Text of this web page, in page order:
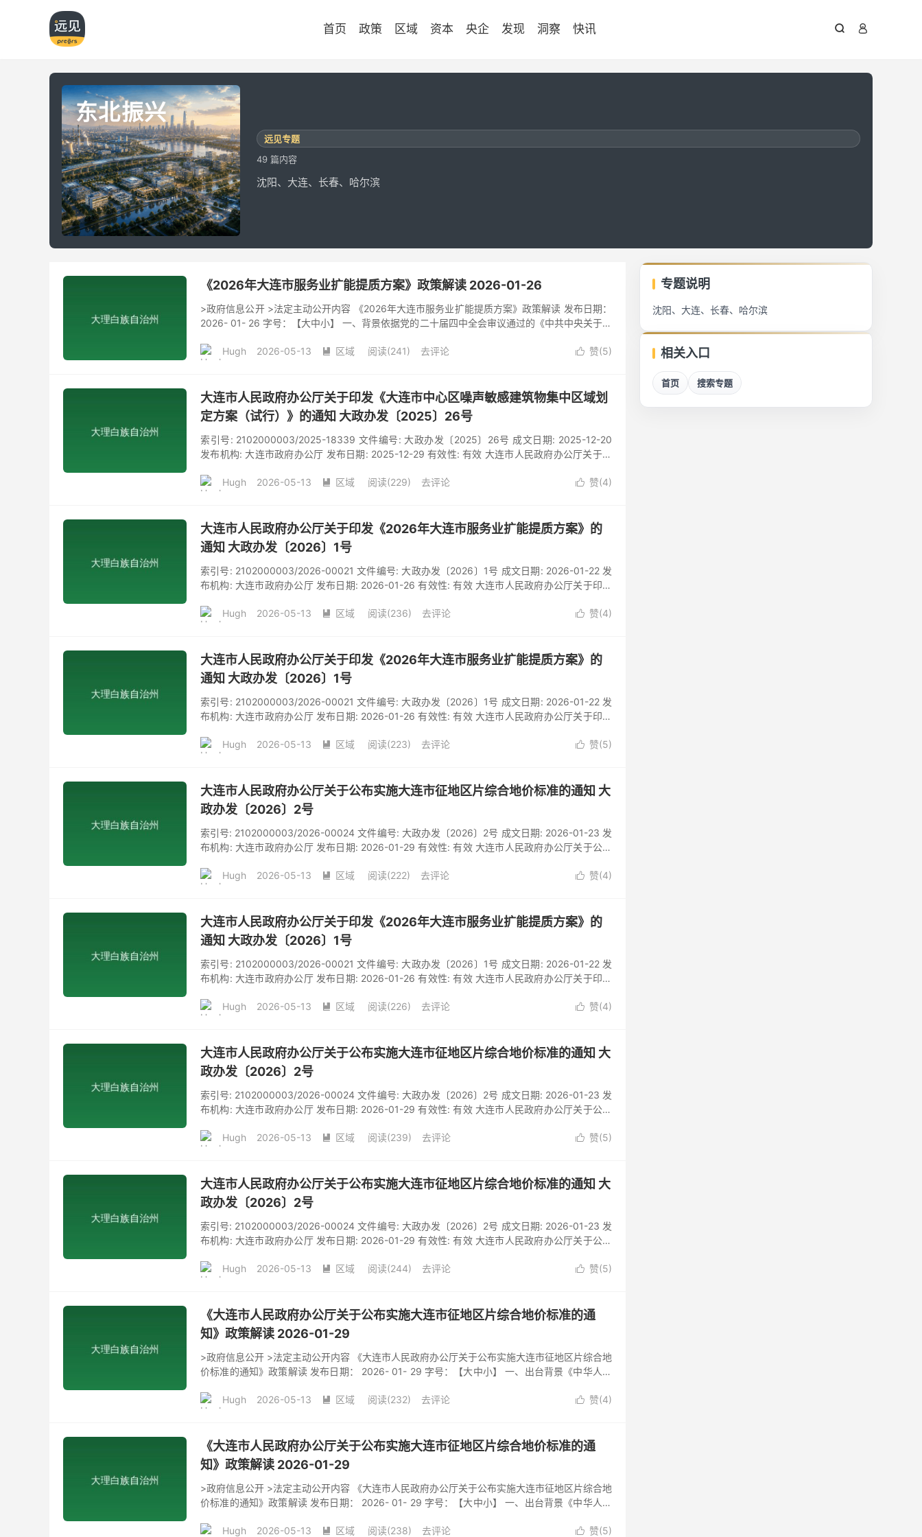
首页 政策 区域 资本 央企 发现 洞察 快讯  
东北振兴
远见专题
东北振兴
49 篇内容
沈阳、大连、长春、哈尔滨
《2026年大连市服务业扩能提质方案》政策解读 2026-01-26
>政府信息公开 >法定主动公开内容 《2026年大连市服务业扩能提质方案》政策解读 发布日期：
2026- 01- 26 字号：【大中小】 一、背景依据党的二十届四中全会审议通过的《中共中央关于制
高效发展，实施服务业扩能提质行动。为贯彻落实《建议》精神，加快提升服务业能级和质效，
绕服务业
 赞(5)
Hugh 2026-05-13  区域 阅读(241) 去评论
大连市人民政府办公厅关于印发《大连市中心区噪声敏感建筑物集中区域划
定方案（试行）》的通知 大政办发〔2025〕26号
索引号: 2102000003/2025-18339 文件编号: 大政办发〔2025〕26号 成文日期: 2025-12-20
发布机构: 大连市政府办公厅 发布日期: 2025-12-29 有效性: 有效 大连市人民政府办公厅关于印
字号：【大中小】 各有关区人民政府、先导区管委会，市政府各有关部门，各有关单位：《大连
 赞(4)
Hugh 2026-05-13  区域 阅读(229) 去评论
大连市人民政府办公厅关于印发《2026年大连市服务业扩能提质方案》的
通知 大政办发〔2026〕1号
索引号: 2102000003/2026-00021 文件编号: 大政办发〔2026〕1号 成文日期: 2026-01-22 发
布机构: 大连市政府办公厅 发布日期: 2026-01-26 有效性: 有效 大连市人民政府办公厅关于印发
市县人民政府，各先导区管委会，市政府各有关部门，各有关单位： 《2026年大连市服务业扩能
 赞(4)
Hugh 2026-05-13  区域 阅读(236) 去评论
大连市人民政府办公厅关于印发《2026年大连市服务业扩能提质方案》的
通知 大政办发〔2026〕1号
索引号: 2102000003/2026-00021 文件编号: 大政办发〔2026〕1号 成文日期: 2026-01-22 发
布机构: 大连市政府办公厅 发布日期: 2026-01-26 有效性: 有效 大连市人民政府办公厅关于印发
市县人民政府，各先导区管委会，市政府各有关部门，各有关单位： 《2026年大连市服务业扩能
 赞(5)
Hugh 2026-05-13  区域 阅读(223) 去评论
大连市人民政府办公厅关于公布实施大连市征地区片综合地价标准的通知 大
政办发〔2026〕2号
索引号: 2102000003/2026-00024 文件编号: 大政办发〔2026〕2号 成文日期: 2026-01-23 发
布机构: 大连市政府办公厅 发布日期: 2026-01-29 有效性: 有效 大连市人民政府办公厅关于公布
人民政府，各先导区管委会，市政府各有关部门：根据《中华人民共和国土地管理法》有关规定
 赞(4)
Hugh 2026-05-13  区域 阅读(222) 去评论
大连市人民政府办公厅关于印发《2026年大连市服务业扩能提质方案》的
通知 大政办发〔2026〕1号
索引号: 2102000003/2026-00021 文件编号: 大政办发〔2026〕1号 成文日期: 2026-01-22 发
布机构: 大连市政府办公厅 发布日期: 2026-01-26 有效性: 有效 大连市人民政府办公厅关于印发
市县人民政府，各先导区管委会，市政府各有关部门，各有关单位： 《2026年大连市服务业扩能
 赞(4)
Hugh 2026-05-13  区域 阅读(226) 去评论
大连市人民政府办公厅关于公布实施大连市征地区片综合地价标准的通知 大
政办发〔2026〕2号
索引号: 2102000003/2026-00024 文件编号: 大政办发〔2026〕2号 成文日期: 2026-01-23 发
布机构: 大连市政府办公厅 发布日期: 2026-01-29 有效性: 有效 大连市人民政府办公厅关于公布
人民政府，各先导区管委会，市政府各有关部门：根据《中华人民共和国土地管理法》有关规定
 赞(5)
Hugh 2026-05-13  区域 阅读(239) 去评论
大连市人民政府办公厅关于公布实施大连市征地区片综合地价标准的通知 大
政办发〔2026〕2号
索引号: 2102000003/2026-00024 文件编号: 大政办发〔2026〕2号 成文日期: 2026-01-23 发
布机构: 大连市政府办公厅 发布日期: 2026-01-29 有效性: 有效 大连市人民政府办公厅关于公布
人民政府，各先导区管委会，市政府各有关部门：根据《中华人民共和国土地管理法》有关规定
 赞(5)
Hugh 2026-05-13  区域 阅读(244) 去评论
《大连市人民政府办公厅关于公布实施大连市征地区片综合地价标准的通
知》政策解读 2026-01-29
>政府信息公开 >法定主动公开内容 《大连市人民政府办公厅关于公布实施大连市征地区片综合地
价标准的通知》政策解读 发布日期： 2026- 01- 29 字号：【大中小】 一、出台背景《中华人民
住宅、其他地上附着物和青苗等的补偿费用，并安排被征地农民的社会保障费用。征收农用地的
区片综合地价
 赞(4)
Hugh 2026-05-13  区域 阅读(232) 去评论
《大连市人民政府办公厅关于公布实施大连市征地区片综合地价标准的通
知》政策解读 2026-01-29
>政府信息公开 >法定主动公开内容 《大连市人民政府办公厅关于公布实施大连市征地区片综合地
价标准的通知》政策解读 发布日期： 2026- 01- 29 字号：【大中小】 一、出台背景《中华人民
住宅、其他地上附着物和青苗等的补偿费用，并安排被征地农民的社会保障费用。征收农用地的
 赞(5)
Hugh 2026-05-13  区域 阅读(238) 去评论
专题说明
沈阳、大连、长春、哈尔滨
相关入口
首页 搜索专题